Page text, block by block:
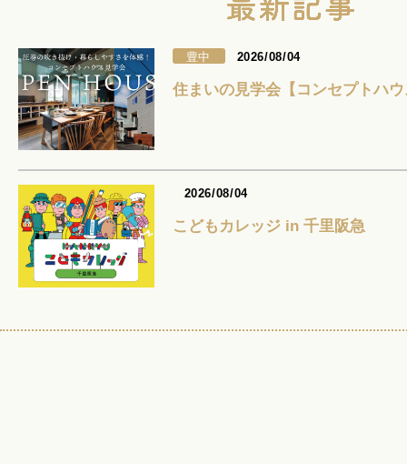
豊中 2026/08/04
住まいの見学会【コンセプトハ
2026/08/04
こどもカレッジ in 千里阪急